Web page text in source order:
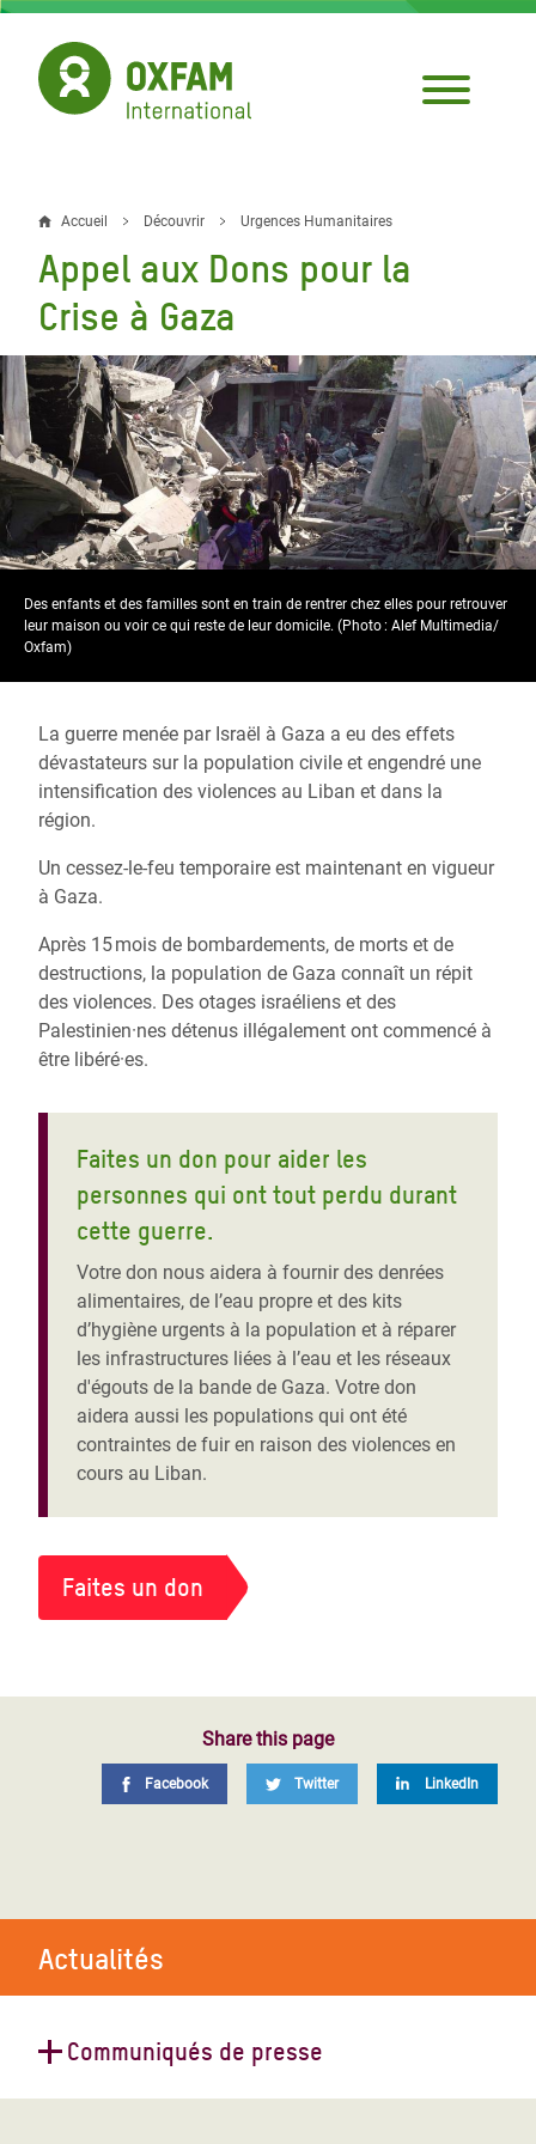
Aller
contenu
principal
Fil
d'Ariane
Accueil Découvrir Urgences Humanitaires
Appel aux Dons pour la
Crise à Gaza
Des enfants et des familles sont en train de rentrer chez elles pour retrouver
leur maison ou voir ce qui reste de leur domicile. (Photo : Alef Multimedia/
Oxfam)
La guerre menée par Israël à Gaza a eu des effets
dévastateurs sur la population civile et engendré une
intensification des violences au Liban et dans la
région.
Un cessez-le-feu temporaire est maintenant en vigueur
à Gaza.
Après 15 mois de bombardements, de morts et de
destructions, la population de Gaza connaît un répit
des violences. Des otages israéliens et des
Palestinien·nes détenus illégalement ont commencé à
être libéré·es.
Faites un don pour aider les
personnes qui ont tout perdu durant
cette guerre.
Votre don nous aidera à fournir des denrées
alimentaires, de l’eau propre et des kits
d’hygiène urgents à la population et à réparer
les infrastructures liées à l’eau et les réseaux
d'égouts de la bande de Gaza. Votre don
aidera aussi les populations qui ont été
contraintes de fuir en raison des violences en
cours au Liban.
Faites un don
Share this page
Facebook Twitter LinkedIn
Actualités
Communiqués de presse